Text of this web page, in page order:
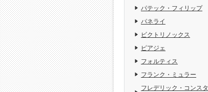
パテック・フィリップ
パネライ
ビクトリノックス
ピアジェ
フォルティス
フランク・ミュラー
フレデリック・コンスタ